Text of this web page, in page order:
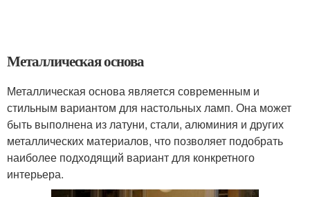
Металлическая основа
Металлическая основа является современным и
стильным вариантом для настольных ламп. Она может
быть выполнена из латуни, стали, алюминия и других
металлических материалов, что позволяет подобрать
наиболее подходящий вариант для конкретного
интерьера.